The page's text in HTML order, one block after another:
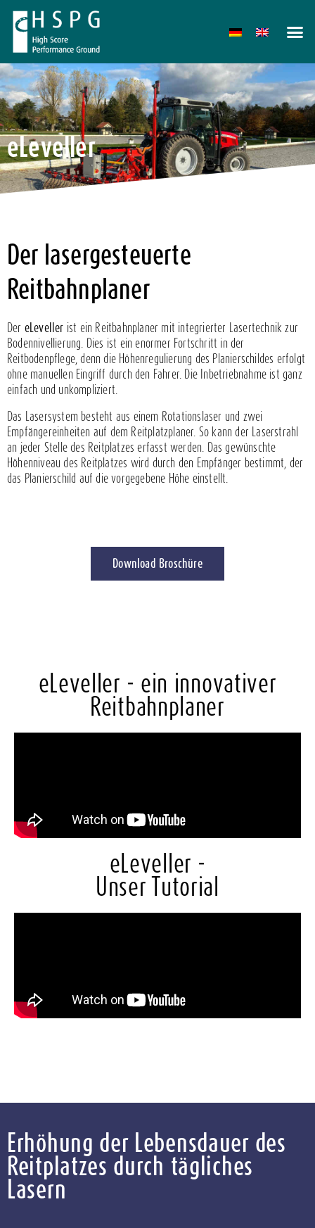
eLeveller
Der lasergesteuerte
Reitbahnplaner
Der eLeveller ist ein Reitbahnplaner mit integrierter Lasertechnik zur
Bodennivellierung. Dies ist ein enormer Fortschritt in der
Reitbodenpflege, denn die Höhenregulierung des Planierschildes erfolgt
ohne manuellen Eingriff durch den Fahrer. Die Inbetriebnahme ist ganz
einfach und unkompliziert.
Das Lasersystem besteht aus einem Rotationslaser und zwei
Empfängereinheiten auf dem Reitplatzplaner. So kann der Laserstrahl
an jeder Stelle des Reitplatzes erfasst werden. Das gewünschte
Höhenniveau des Reitplatzes wird durch den Empfänger bestimmt, der
das Planierschild auf die vorgegebene Höhe einstellt.
Download Broschüre
eLeveller - ein innovativer
Reitbahnplaner
eLeveller -
Unser Tutorial
Erhöhung der Lebensdauer des
Reitplatzes durch tägliches
Lasern